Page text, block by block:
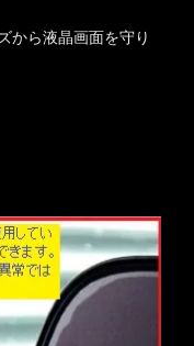
から液晶画面を守り